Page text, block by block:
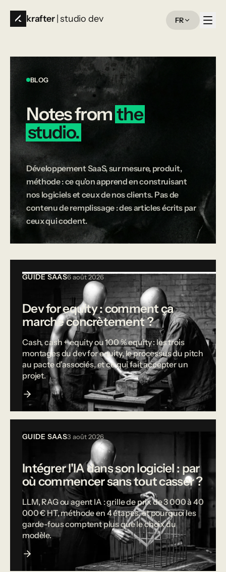
krafter | studio dev FR
BLOG
Notesfrom the
studio.
Développement SaaS, sur mesure, produit,
méthode : ce qu’on apprend en construisant
nos logiciels et ceux de nos clients. Pas de
contenu de remplissage : des articles écrits par
ceux qui codent.
GUIDE SAAS6 août 2026
Dev for equity : comment ça
marche concrètement ?
Cash, cash + equity ou 100 % equity : les trois
montages du dev for equity, le processus du pitch
au pacte d'associés, et ce qui fait accepter un
projet.
GUIDE SAAS3 août 2026
Intégrer l'IA dans son logiciel : par
où commencer sans tout casser ?
LLM, RAG ou agent IA : grille de prix de 3 000 à 40
000 € HT, méthode en 4 étapes, et pourquoi les
garde-fous comptent plus que le choix du
modèle.